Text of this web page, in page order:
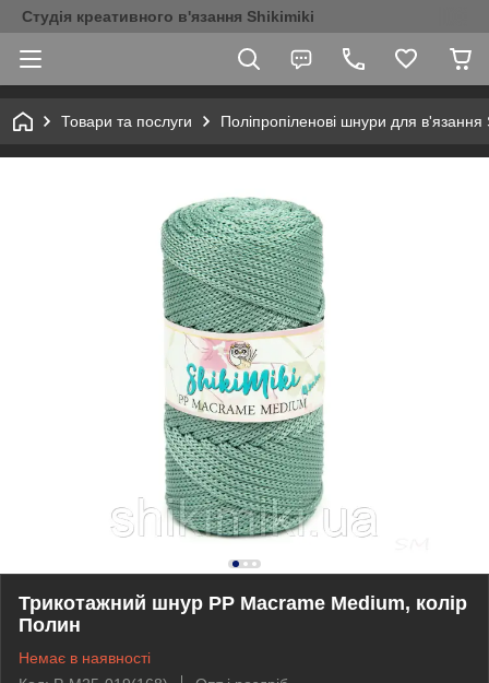
Студія креативного в'язання Shikimiki
Товари та послуги Поліпропіленові шнури для в'язання
Трикотажний шнур PP Macrame Medium, колір
Полин
Немає в наявності